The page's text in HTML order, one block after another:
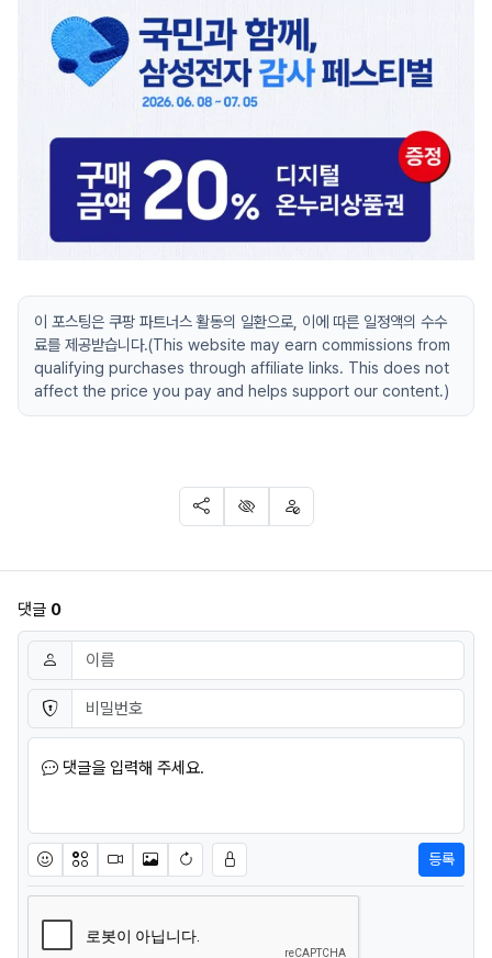
이 포스팅은 쿠팡 파트너스 활동의 일환으로, 이에 따른 일정액의 수수
료를 제공받습니다.(This website may earn commissions from
qualifying purchases through affiliate links. This does not
affect the price you pay and helps support our content.)
SNS 공유
신고 차단
댓글 0
댓글쓰기
이름 필수
비밀번호 필수
댓글을 입력해 주세요.
이모티콘아이콘동영상이미지새댓글 작성
등록